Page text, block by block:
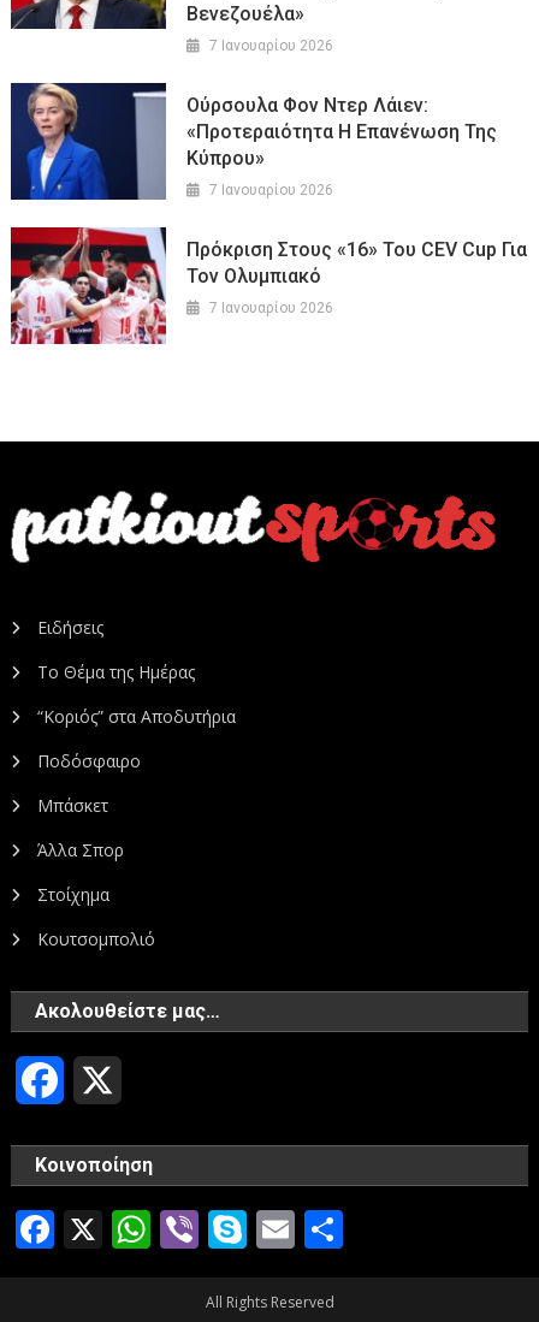
Βενεζουέλα»
7 Ιανουαρίου 2026
Ούρσουλα Φον Ντερ Λάιεν:
«Προτεραιότητα Η Επανένωση Της
Κύπρου»
7 Ιανουαρίου 2026
Πρόκριση Στους «16» Του CEV Cup Για
Τον Ολυμπιακό
7 Ιανουαρίου 2026
Ειδήσεις
Το Θέμα της Ημέρας
“Κοριός” στα Αποδυτήρια
Ποδόσφαιρο
Μπάσκετ
Άλλα Σπορ
Στοίχημα
Κουτσομπολιό
Ακολουθείστε μας…
Facebook
Κοινοποίηση
Facebook
X WhatsApp
ViberSkype
Email
All Rights Reserved